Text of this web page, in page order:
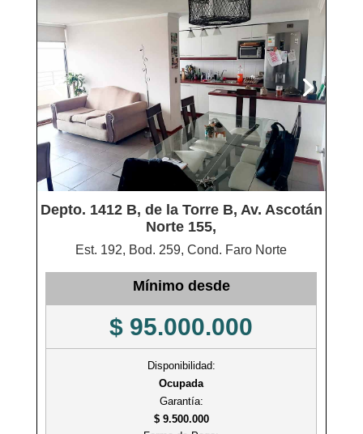
Depto. 1412 B, de la Torre B, Av. Ascotán
Norte 155,
Est. 192, Bod. 259, Cond. Faro Norte
Mínimo desde
$ 95.000.000
Disponibilidad:
Ocupada
Garantía:
$ 9.500.000